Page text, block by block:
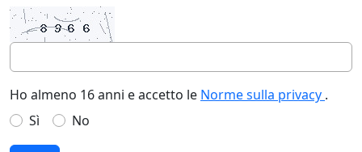
Ho almeno 16 anni e accetto le Norme sulla privacy .
Sì
No